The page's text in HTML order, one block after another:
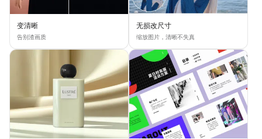
变清晰
告别渣画质
无损改尺寸
缩放图片，清晰不失真